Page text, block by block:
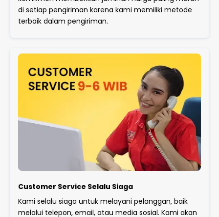
di setiap pengiriman karena kami memiliki metode
terbaik dalam pengiriman.
Customer Service Selalu Siaga
Kami selalu siaga untuk melayani pelanggan, baik
melalui telepon, email, atau media sosial. Kami akan